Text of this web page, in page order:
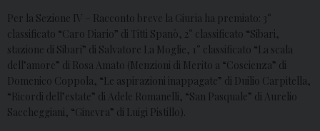
Per la Sezione IV – Racconto breve la Giuria ha premiato: 3°
classificato “Caro Diario” di Titti Spanò, 2° classificato “Sibari,
stazione di Sibari” di Salvatore La Moglie, 1° classificato “La scala
dell’amore” di Rosa Amato (Menzioni di Merito a “Coscienza” di
Domenico Coppola, “Le aspirazioni inappagate” di Duilio Carpitella,
“Ricordi dell’estate” di Adele Romanelli, “San Pasquale” di Aurelio
Saccheggiani, “Ginevra” di Luigi Pistillo).